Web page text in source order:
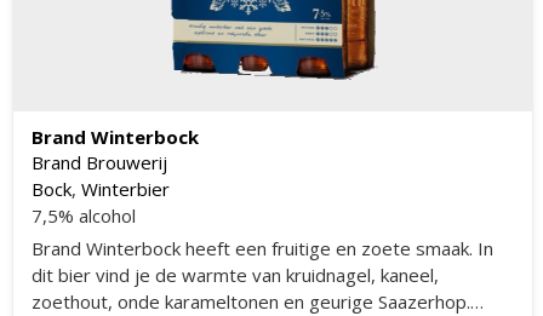
Brand Winterbock
Brand Brouwerij
Bock, Winterbier
7,5% alcohol
Brand Winterbock heeft een fruitige en zoete smaak. In
dit bier vind je de warmte van kruidnagel, kaneel,
zoethout, onde karameltonen en geurige Saazerhop.